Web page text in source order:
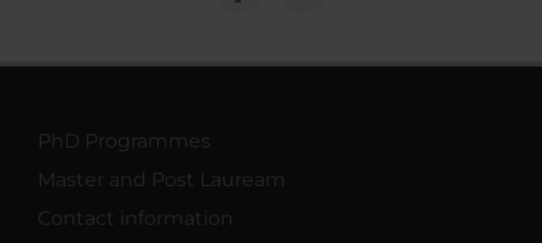
PhD Programmes
Master and Post Lauream
Contact information